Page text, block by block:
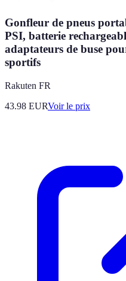
Gonfleur de pneus
PSI, batterie
adaptateurs de buse
sportifs
Rakuten FR
43.98 EURVoir le prix